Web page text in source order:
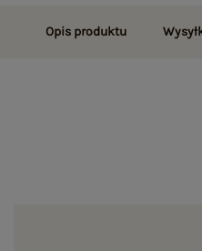
Opis produktu Wysyłka